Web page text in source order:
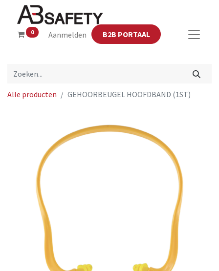
0 Aanmelden B2B PORTAAL
Alle producten GEHOORBEUGEL HOOFDBAND (1ST)